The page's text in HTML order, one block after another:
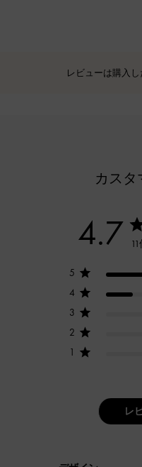
レビューは購入し
カスタ
4.7
5
4
3
2
1
レ